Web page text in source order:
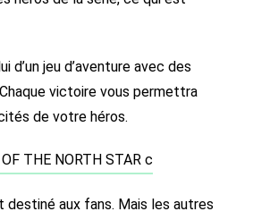
d’un jeu d’aventure avec des
victoire vous permettra
de votre héros.
aux fans. Mais les autres